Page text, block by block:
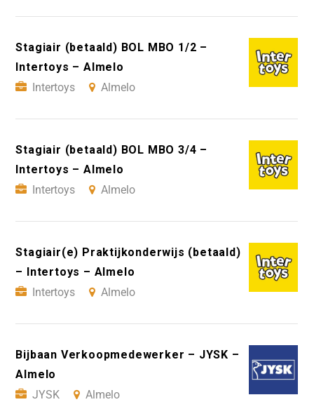
Stagiair (betaald) BOL MBO 1/2 –
Intertoys – Almelo
Intertoys
Almelo
Stagiair (betaald) BOL MBO 3/4 –
Intertoys – Almelo
Intertoys
Almelo
Stagiair(e) Praktijkonderwijs (betaald)
– Intertoys – Almelo
Intertoys
Almelo
Bijbaan Verkoopmedewerker – JYSK –
Almelo
JYSK
Almelo